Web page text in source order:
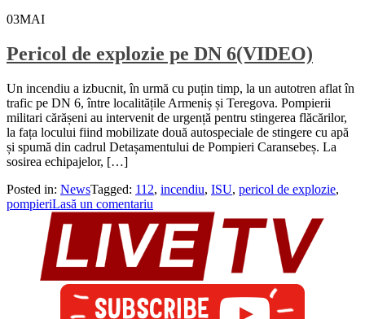
03MAI
Pericol de explozie pe DN 6(VIDEO)
Un incendiu a izbucnit, în urmă cu puțin timp, la un autotren aflat în
trafic pe DN 6, între localitățile Armeniș și Teregova. Pompierii
militari cărășeni au intervenit de urgență pentru stingerea flăcărilor,
la fața locului fiind mobilizate două autospeciale de stingere cu apă
și spumă din cadrul Detașamentului de Pompieri Caransebeș. La
sosirea echipajelor, […]
Posted in: NewsTagged: 112, incendiu, ISU, pericol de explozie,
pompieriLasă un comentariu